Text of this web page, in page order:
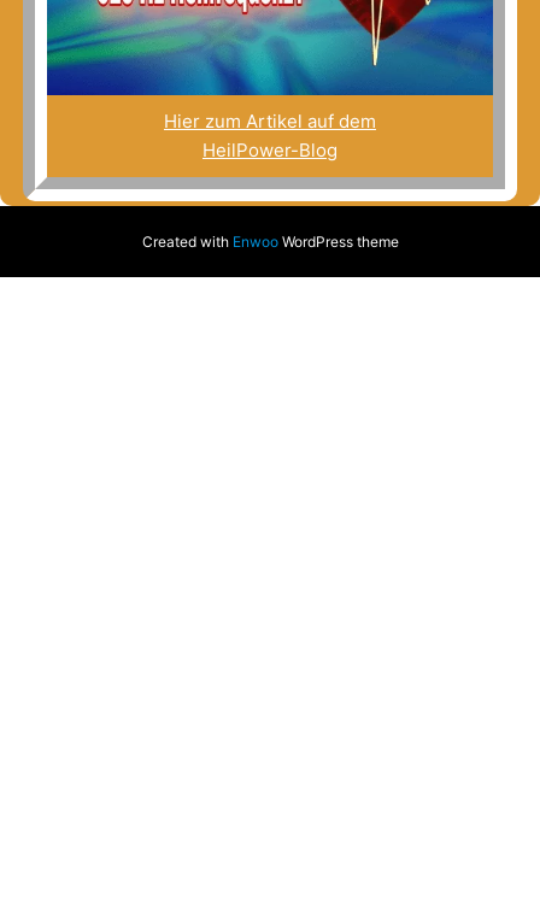
Hier zum Artikel auf dem
HeilPower-Blog
Created with EnwooWordPress theme